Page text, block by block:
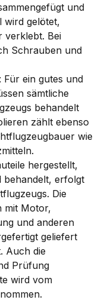
und
wird gelötet,
verklebt. Bei
Schrauben und
: Für ein gutes und
sämtliche
behandelt
zählt ebenso
wie
hergestellt,
behandelt, erfolgt
Die
mit Motor,
und anderen
geliefert
Auch die
Prüfung
wird vom